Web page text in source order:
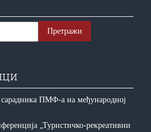
ПМФ-а на међународној
„Туристичко-рекреативни